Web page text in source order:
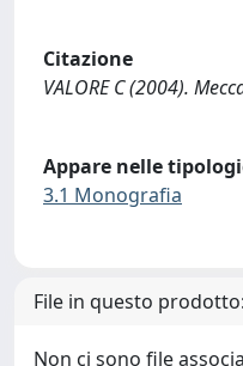
Citazione
VALORE C (2004).
Appare nelle
3.1 Monografia
File in questo prodotto:
Non ci sono file